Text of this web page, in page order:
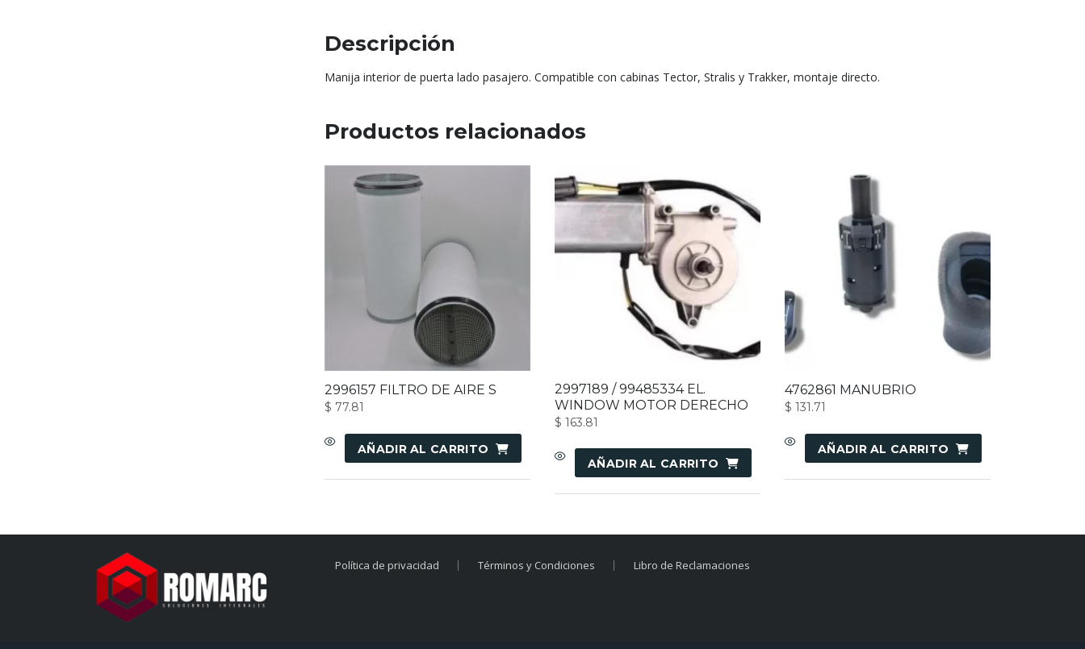
Descripción
Manija interior de puerta lado pasajero. Compatible con cabinas Tector, Stralis y Trakker, montaje directo.
Productos relacionados
2996157 FILTRO DE AIRE S
$ 77.81
AÑADIR AL CARRITO
2997189 / 99485334 EL.
WINDOW MOTOR DERECHO
$ 163.81
AÑADIR AL CARRITO
4762861 MANUBRIO
$ 131.71
AÑADIR AL CARRITO
Política de privacidad Términos y Condiciones Libro de Reclamaciones